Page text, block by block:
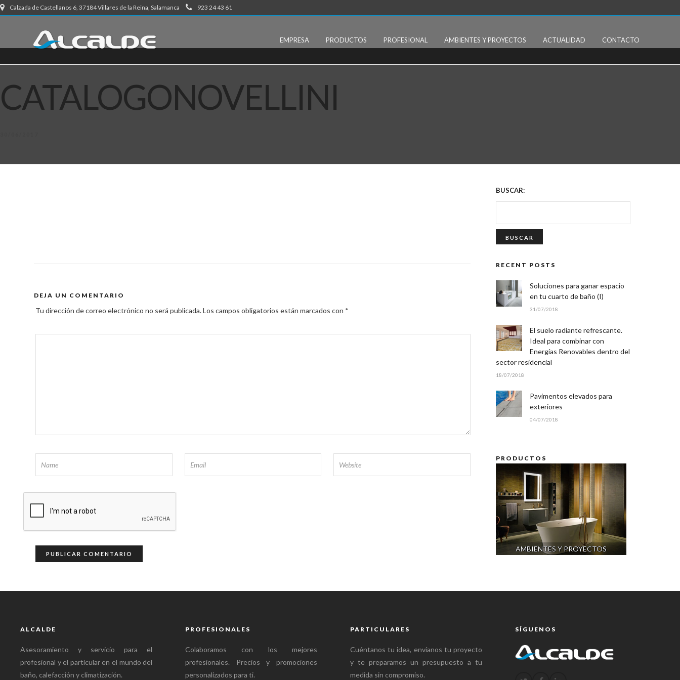
Calzada de Castellanos 6, 37184 Villares de la Reina, Salamanca 923 24 43 61
EMPRESA PRODUCTOS PROFESIONAL AMBIENTES Y PROYECTOS ACTUALIDAD CONTACTO
CATALOGONOVELLINI
DEJA UN COMENTARIO
Tu dirección de correo electrónico no será publicada.Los campos obligatorios están marcados con *
BUSCAR:
RECENT POSTS
Soluciones para ganar espacio
en tu cuarto de baño (I)
31/07/2018
El suelo radiante refrescante.
Ideal para combinar con
Energías Renovables dentro del
sector residencial
18/07/2018
Pavimentos elevados para
exteriores
04/07/2018
PRODUCTOS
AMBIENTES Y PROYECTOS
ALCALDE
Asesoramiento y servicio para el
profesional y el particular en el mundo del
baño, calefacción y climatización.
PROFESIONALES
Colaboramos con los mejores
profesionales. Precios y promociones
personalizados para ti.
PARTICULARES
Cuéntanos tu idea, envíanos tu proyecto
y te preparamos un presupuesto a tu
medida sin compromiso.
SÍGUENOS